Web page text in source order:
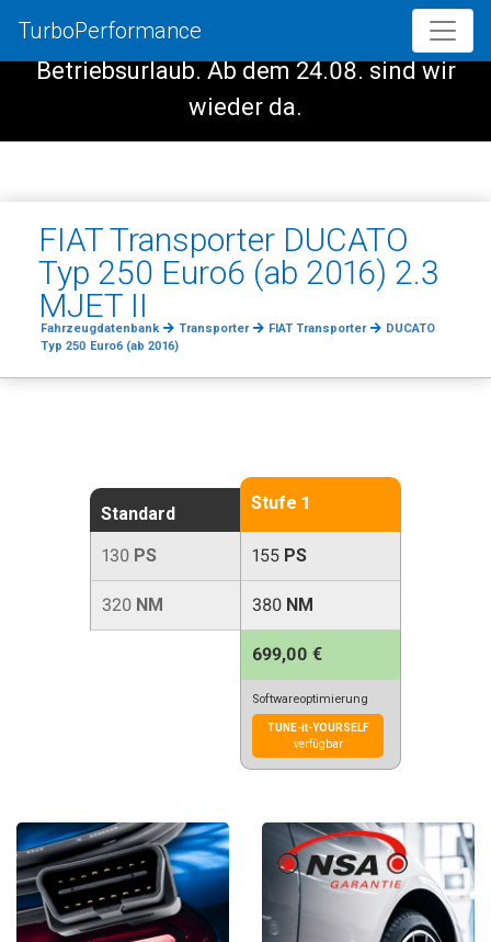
Vom 08.08. - 23.08. haben wir
Betriebsurlaub. Ab dem 24.08. sind wir
wieder da.
TurboPerformance
FIAT Transporter DUCATO
Typ 250 Euro6 (ab 2016) 2.3
MJET II
Fahrzeugdatenbank Transporter FIAT Transporter
DUCATO
Typ 250 Euro6 (ab 2016)
Standard
130 PS
320 NM
Stufe 1
155 PS
380 NM
699,00 €
Softwareoptimierung
TUNE-it-YOURSELF
verfügbar